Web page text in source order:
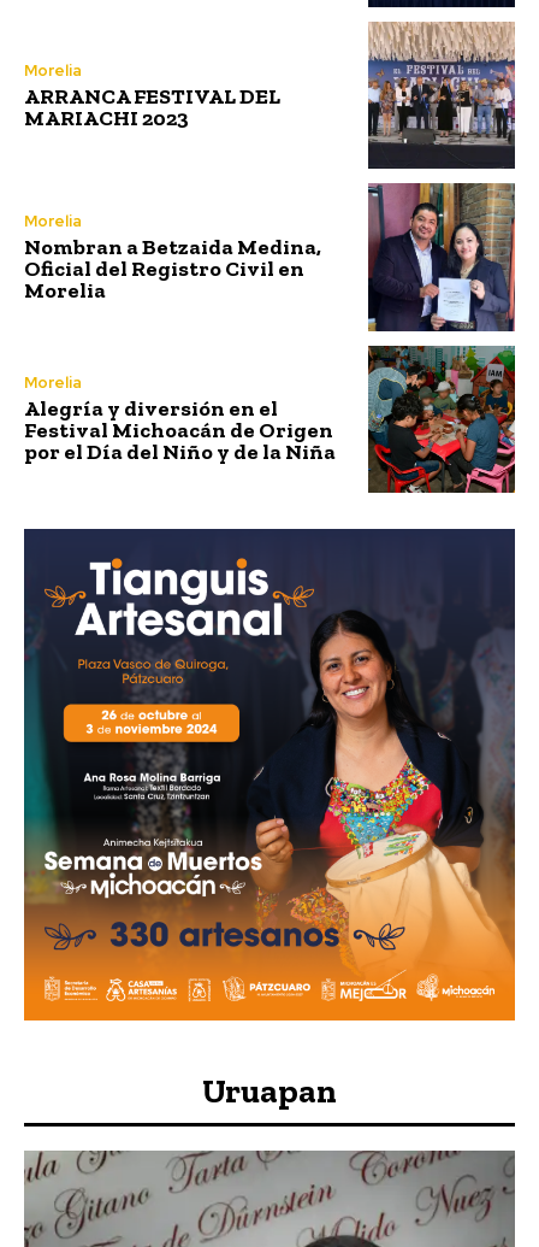
Morelia
ARRANCA FESTIVAL DEL
MARIACHI 2023
Morelia
Nombran a Betzaida Medina,
Oficial del Registro Civil en
Morelia
Morelia
Alegría y diversión en el
Festival Michoacán de Origen
por el Día del Niño y de la Niña
Uruapan